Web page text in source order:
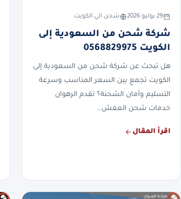
29 يوليو 2026 شحن الي الكويت
شركة شحن من السعودية إلى
الكويت 0568829975
هل تبحث عن شركة شحن من السعودية إلى
الكويت تجمع بين السعر المناسب وسرعة
التسليم وأمان الشحنة؟ تقدم الرهوان
خدمات شحن العفش…
اقرأ المقال